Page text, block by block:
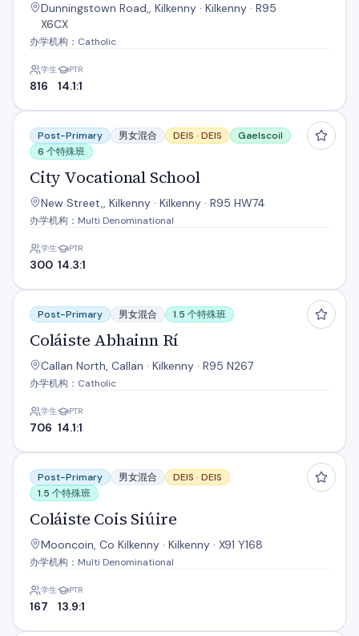
Dunningstown Road,, Kilkenny · Kilkenny · R95
X6CX
办学机构：Catholic
学生
816
PTR
14.1:1
City Vocational School
Post-Primary 男女混合 DEIS · DEIS
Gaelscoil
6 个特殊班
City Vocational School
New Street,, Kilkenny · Kilkenny · R95 HW74
办学机构：Multi Denominational
学生
300
PTR
14.3:1
Coláiste Abhainn Rí
Post-Primary 男女混合 1.5 个特殊班
Coláiste Abhainn Rí
Callan North, Callan · Kilkenny · R95 N267
办学机构：Catholic
学生
706
PTR
14.1:1
Coláiste Cois Siúire
Post-Primary 男女混合 DEIS · DEIS
1.5 个特殊班
Coláiste Cois Siúire
Mooncoin, Co Kilkenny · Kilkenny · X91 Y168
办学机构：Multi Denominational
学生
167
PTR
13.9:1